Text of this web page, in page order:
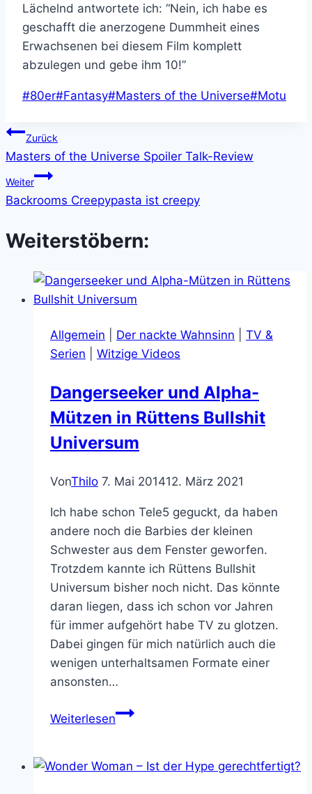
Lächelnd antwortete ich: “Nein, ich habe es
geschafft die anerzogene Dummheit eines
Erwachsenen bei diesem Film komplett
abzulegen und gebe ihm 10!”
Schlagworte:
#80er#Fantasy#Masters of the Universe#Motu
Beitragsnavigation
Zurück
Masters of the Universe Spoiler Talk-Review
Weiter
Backrooms Creepypasta ist creepy
Weiterstöbern:
Allgemein Der nackte Wahnsinn
TV &
Serien
Witzige Videos
Dangerseeker und Alpha-
Mützen in Rüttens Bullshit
Universum
VonThilo 7. Mai 201412. März 2021
Ich habe schon Tele5 geguckt, da haben
andere noch die Barbies der kleinen
Schwester aus dem Fenster geworfen.
Trotzdem kannte ich Rüttens Bullshit
Universum bisher noch nicht. Das könnte
daran liegen, dass ich schon vor Jahren
für immer aufgehört habe TV zu glotzen.
Dabei gingen für mich natürlich auch die
wenigen unterhaltsamen Formate einer
ansonsten…
WeiterlesenDangerseeker
Mützen